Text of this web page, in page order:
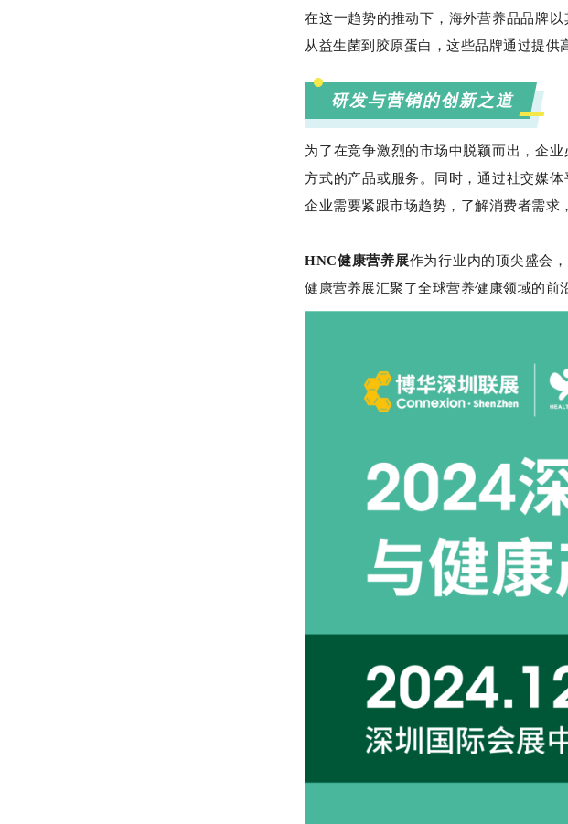
在这一趋势的推动下，海外营养品品牌
从益生菌到胶原蛋白，这些品牌通过提供
研发与营销的创新之道
为了在竞争激烈的市场中脱颖而出，企
方式的产品或服务。同时，通过社交媒
企业需要紧跟市场趋势，了解消费者需求
HNC健康营养展作为行业内的顶尖盛会
健康营养展汇聚了全球营养健康领域的前